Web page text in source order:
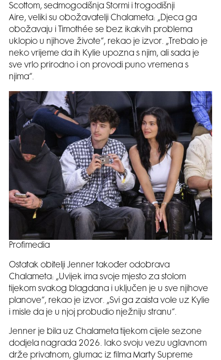
Scottom, sedmogodišnja Stormi i trogodišnji
Aire, veliki su obožavatelji Chalameta: „Djeca ga
obožavaju i Timothée se bez ikakvih problema
uklopio u njihove živote“, rekao je izvor. „Trebalo je
neko vrijeme da ih Kylie upozna s njim, ali sada je
sve vrlo prirodno i on provodi puno vremena s
njima“.
Profimedia
Ostatak obitelji Jenner također odobrava
Chalameta: „Uvijek ima svoje mjesto za stolom
tijekom svakog blagdana i uključen je u sve njihove
planove“, rekao je izvor. „Svi ga zaista vole uz Kylie
i misle da je u njoj probudio nježniju stranu“.
Jenner je bila uz Chalameta tijekom cijele sezone
dodjela nagrada 2026. Iako svoju vezu uglavnom
drže privatnom, glumac iz filma Marty Supreme